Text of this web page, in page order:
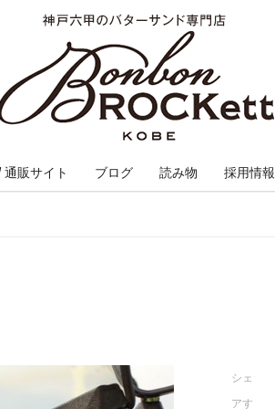
通販サイト ブログ 読み物 採用情報
シェ
アす